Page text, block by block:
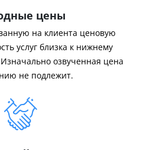
цены
на клиента ценовую
услуг близка к нижнему
озвученная цена
не подлежит.